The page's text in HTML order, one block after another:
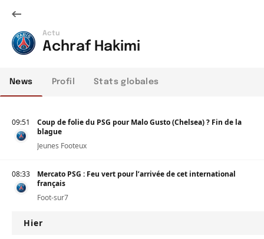
Actu
Achraf Hakimi
News Profil Stats globales
09:51
Coup de folie du PSG pour Malo Gusto (Chelsea) ? Fin de la
blague
Jeunes Footeux
08:33
Mercato PSG : Feu vert pour l’arrivée de cet international
français
Foot-sur7
Hier